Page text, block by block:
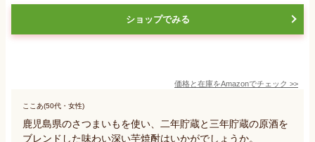
ショップでみる
価格と在庫をAmazonでチェック >>
ここあ(50代・女性)
鹿児島県のさつまいもを使い、二年貯蔵と三年貯蔵の原酒を
ブレンドした味わい深い芋焼酎はいかがでしょうか。